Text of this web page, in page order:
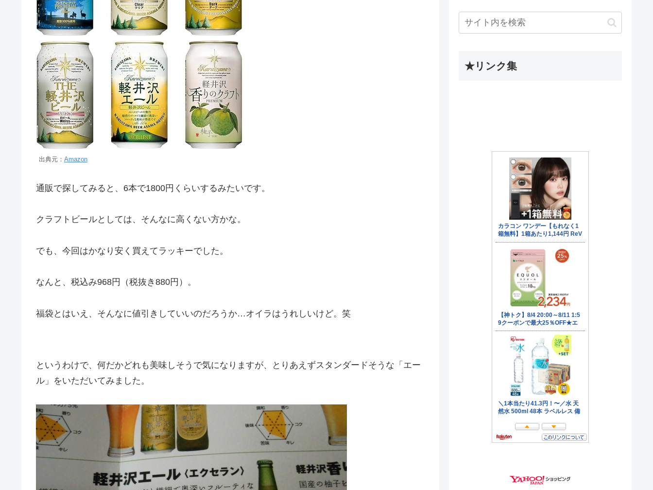
出典元： Amazon
通販で探してみると、6本で1800円くらいするみたいです。
クラフトビールとしては、そんなに高くない方かな。
でも、今回はかなり安く買えてラッキーでした。
なんと、税込み968円（税抜き880円）。
福袋とはいえ、そんなに値引きしていいのだろうか…オイラはうれしいけど。笑
というわけで、何だかどれも美味しそうで気になりますが、とりあえずスタンダードそうな「エー
ル」をいただいてみました。
★リンク集